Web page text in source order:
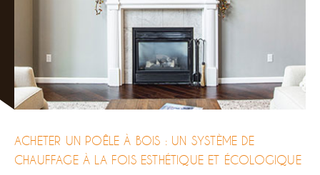
ACHETER UN POÊLE À BOIS : UN SYSTÈME DE
CHAUFFAGE À LA FOIS ESTHÉTIQUE ET ÉCOLOGIQUE